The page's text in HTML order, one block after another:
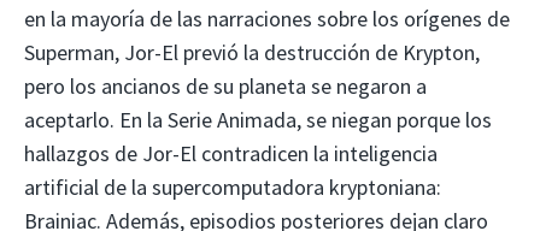
en la mayoría de las narraciones sobre los orígenes de
Superman, Jor-El previó la destrucción de Krypton,
pero los ancianos de su planeta se negaron a
aceptarlo. En la Serie Animada, se niegan porque los
hallazgos de Jor-El contradicen la inteligencia
artificial de la supercomputadora kryptoniana:
Brainiac. Además, episodios posteriores dejan claro